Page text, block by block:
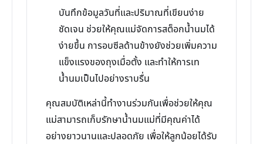
บันทึกข้อมูลวันที่และปริมาณที่เขียนง่าย
ชัดเจน ช่วยให้คุณแม่จัดการสต็อกน้ำนมได้
ง่ายขึ้น การอบซีลด้านข้างยังช่วยเพิ่มความ
แข็งแรงของถุงเมื่อตั้ง และทำให้การเท
น้ำนมเป็นไปอย่างราบรื่น
คุณสมบัติเหล่านี้ทำงานร่วมกันเพื่อช่วยให้คุณ
แม่สามารถเก็บรักษาน้ำนมแม่ที่มีคุณค่าได้
อย่างยาวนานและปลอดภัย เพื่อให้ลูกน้อยได้รับ